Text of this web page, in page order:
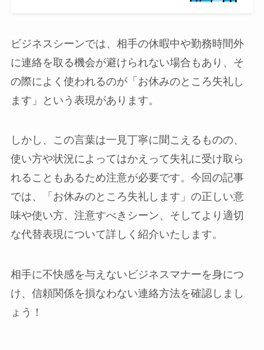
ビジネスシーンでは、相手の休暇中や勤務時間外
に連絡を取る機会が避けられない場合もあり、そ
の際によく使われるのが「お休みのところ失礼し
ます」という表現があります。
しかし、この言葉は一見丁寧に聞こえるものの、
使い方や状況によってはかえって失礼に受け取ら
れることもあるため注意が必要です。今回の記事
では、「お休みのところ失礼します」の正しい意
味や使い方、注意すべきシーン、そしてより適切
な代替表現について詳しく紹介いたします。
相手に不快感を与えないビジネスマナーを身につ
け、信頼関係を損なわない連絡方法を確認しまし
ょう！